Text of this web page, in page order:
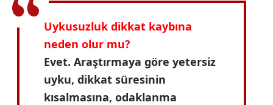
Uykusuzluk dikkat kaybına
neden olur mu?
Evet. Araştırmaya göre yetersiz
uyku, dikkat süresinin
kısalmasına, odaklanma